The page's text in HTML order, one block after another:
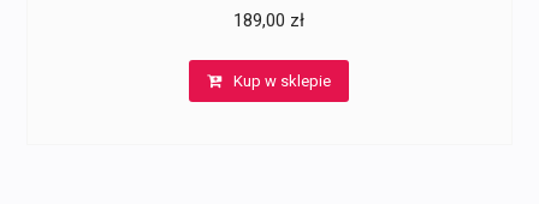
189,00 zł
Kup w sklepie